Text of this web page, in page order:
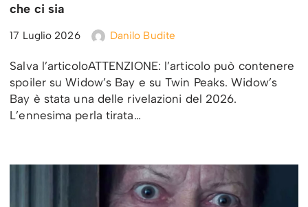
che ci sia
17 Luglio 2026 Danilo Budite
Salva l’articoloATTENZIONE: l’articolo può contenere
spoiler su Widow’s Bay e su Twin Peaks. Widow’s
Bay è stata una delle rivelazioni del 2026.
L’ennesima perla tirata…